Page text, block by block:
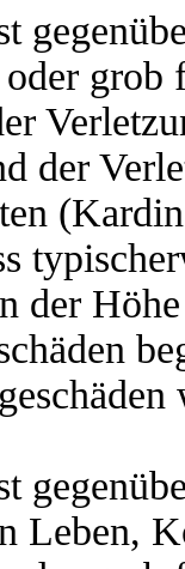
grob
der
der
Leben,